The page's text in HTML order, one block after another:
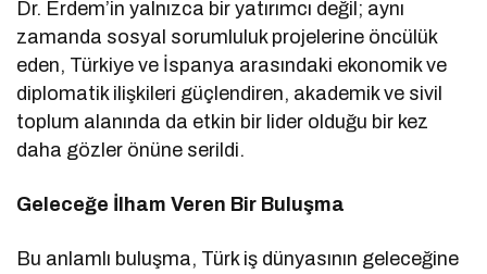
Dr. Erdem’in yalnızca bir yatırımcı değil; aynı
zamanda sosyal sorumluluk projelerine öncülük
eden, Türkiye ve İspanya arasındaki ekonomik ve
diplomatik ilişkileri güçlendiren, akademik ve sivil
toplum alanında da etkin bir lider olduğu bir kez
daha gözler önüne serildi.
Geleceğe İlham Veren Bir Buluşma
Bu anlamlı buluşma, Türk iş dünyasının geleceğine